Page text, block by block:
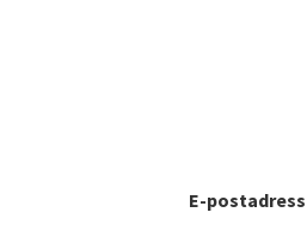
E-postadress